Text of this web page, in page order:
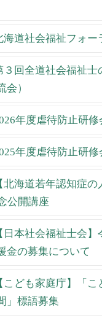
海道社会福祉フォー
３回全道社会福祉士
会）
年度虐待防止研修
年度虐待防止研修
北海道若年認知症の
公開講座
日本社会福祉士会】
金の募集について
こども家庭庁】「こ
」標語募集